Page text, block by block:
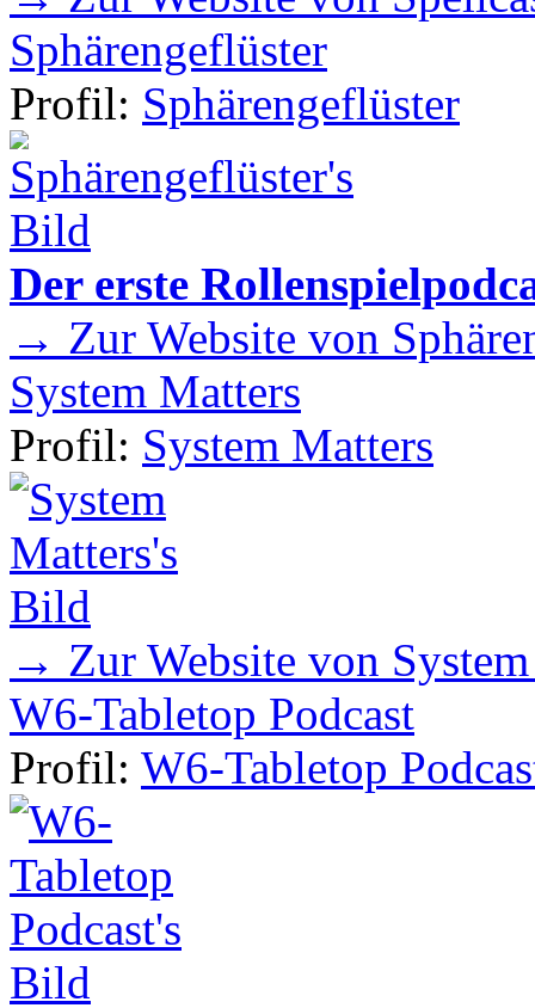
Sphärengeflüster
Profil: Sphärengeflüster
Der erste
→ Zur Website von
System Matters
Profil: System Matters
→ Zur Website von
W6-Tabletop Podcast
Profil: W6-Tabletop